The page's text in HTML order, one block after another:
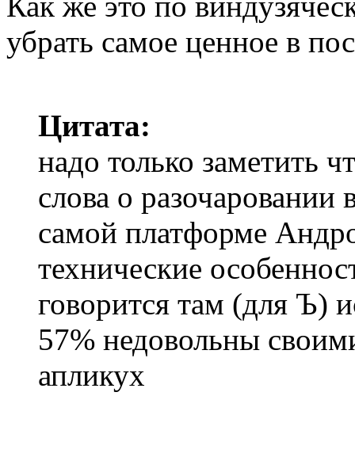
убрать самое ценное в
Цитата:
надо только заметить
слова о разочаровании
самой платформе
технические
говорится там (для Ъ)
57% недовольны
апликух